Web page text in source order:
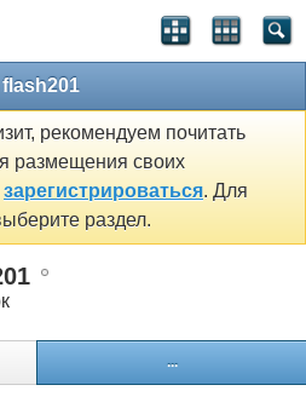
рекомендуем почитать
размещения своих
зарегистрироваться. Для
раздел.
...